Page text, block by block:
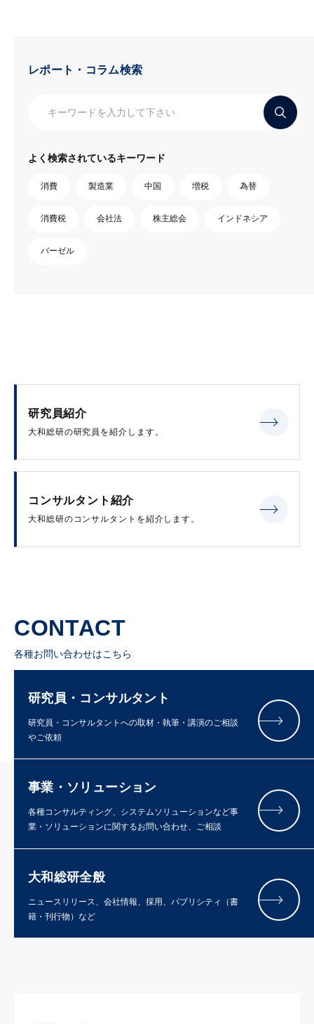
レポート・コラム検索
よく検索されているキーワード
消費 製造業 中国 増税 為替
消費税 会社法 株主総会 インドネシア
バーゼル
研究員紹介
大和総研の研究員を紹介します。
コンサルタント紹介
大和総研のコンサルタントを紹介します。
CONTACT
各種お問い合わせはこちら
研究員・コンサルタント
研究員・コンサルタントへの取材・執筆・講演のご相談
やご依頼
事業・ソリューション
各種コンサルティング、システムソリューションなど事
業・ソリューションに関するお問い合わせ、ご相談
大和総研全般
ニュースリリース、会社情報、採用、パブリシティ（書
籍・刊行物）など